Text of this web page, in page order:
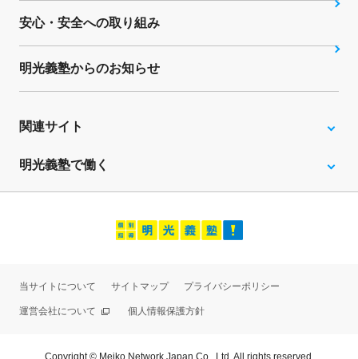
安心・安全への取り組み
明光義塾からのお知らせ
関連サイト
明光義塾で働く
当サイトについて サイトマップ プライバシーポリシー
運営会社について 個人情報保護方針